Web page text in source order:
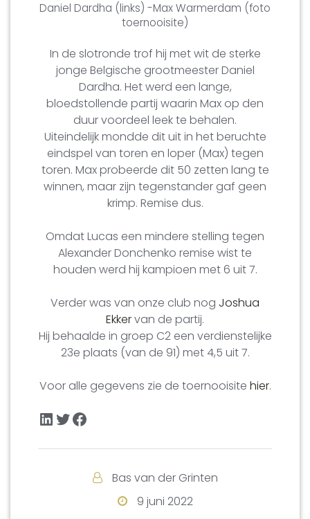
Daniel Dardha (links) -Max Warmerdam (foto
toernooisite)
In de slotronde trof hij met wit de sterke
jonge Belgische grootmeester Daniel
Dardha. Het werd een lange,
bloedstollende partij waarin Max op den
duur voordeel leek te behalen.
Uiteindelijk mondde dit uit in het beruchte
eindspel van toren en loper (Max) tegen
toren. Max probeerde dit 50 zetten lang te
winnen, maar zijn tegenstander gaf geen
krimp. Remise dus.
Omdat Lucas een mindere stelling tegen
Alexander Donchenko remise wist te
houden werd hij kampioen met 6 uit 7.
Verder was van onze club nog Joshua
Ekkervan de partij.
Hij behaalde in groep C2 een verdienstelijke
23e plaats (van de 91) met 4,5 uit 7.
Voor alle gegevens zie de toernooisite hier.
LinkedIn
Twitter
Facebook
Bas van der Grinten
9 juni 2022